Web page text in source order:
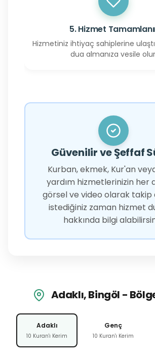
5. Hizmet
Hizmetiniz ihtiyaç sahiplerine
dua almanıza vesile
Güvenilir ve Şeffaf
Kurban, ekmek, Kur'an
yardım hizmetlerinizin her
görsel ve video olarak takip
istediğiniz zaman hizmet
hakkında bilgi
Adaklı, Bingöl -
Adaklı
10 Kuran'ı Kerim
Genç
10 Kuran'ı Kerim